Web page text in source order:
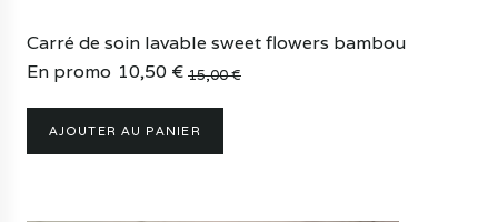
Carré de soin lavable sweet flowers bambou
En promo
15,00€
prix
initial
10,50 €
prix
actuel
AJOUTER AU PANIER